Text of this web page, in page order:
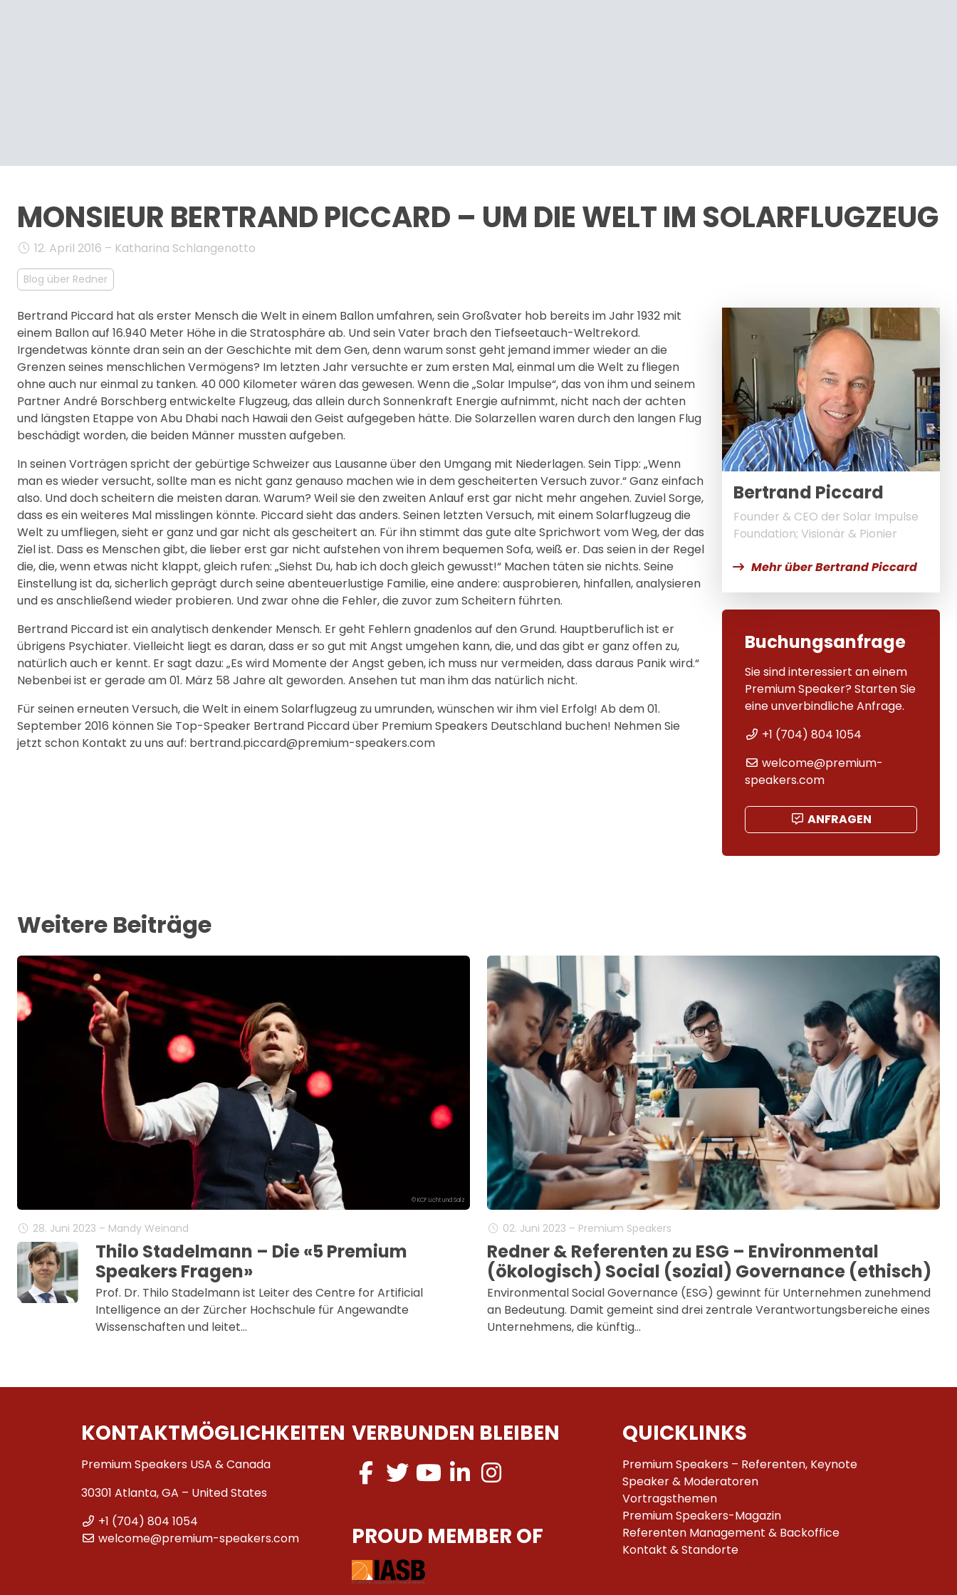
MONSIEUR BERTRAND PICCARD – UM DIE WELT IM SOLARFLUGZEUG
12. April 2016 – Katharina Schlangenotto
Blog über Redner
Bertrand Piccard hat als erster Mensch die Welt in einem Ballon umfahren, sein Großvater hob bereits im Jahr 1932 mit
einem Ballon auf 16.940 Meter Höhe in die Stratosphäre ab. Und sein Vater brach den Tiefseetauch-Weltrekord.
Irgendetwas könnte dran sein an der Geschichte mit dem Gen, denn warum sonst geht jemand immer wieder an die
Grenzen seines menschlichen Vermögens? Im letzten Jahr versuchte er zum ersten Mal, einmal um die Welt zu fliegen
ohne auch nur einmal zu tanken. 40 000 Kilometer wären das gewesen. Wenn die „Solar Impulse“, das von ihm und seinem
Partner André Borschberg entwickelte Flugzeug, das allein durch Sonnenkraft Energie aufnimmt, nicht nach der achten
und längsten Etappe von Abu Dhabi nach Hawaii den Geist aufgegeben hätte. Die Solarzellen waren durch den langen Flug
beschädigt worden, die beiden Männer mussten aufgeben.
In seinen Vorträgen spricht der gebürtige Schweizer aus Lausanne über den Umgang mit Niederlagen. Sein Tipp: „Wenn
man es wieder versucht, sollte man es nicht ganz genauso machen wie in dem gescheiterten Versuch zuvor.“ Ganz einfach
also. Und doch scheitern die meisten daran. Warum? Weil sie den zweiten Anlauf erst gar nicht mehr angehen. Zuviel Sorge,
dass es ein weiteres Mal misslingen könnte. Piccard sieht das anders. Seinen letzten Versuch, mit einem Solarflugzeug die
Welt zu umfliegen, sieht er ganz und gar nicht als gescheitert an. Für ihn stimmt das gute alte Sprichwort vom Weg, der das
Ziel ist. Dass es Menschen gibt, die lieber erst gar nicht aufstehen von ihrem bequemen Sofa, weiß er. Das seien in der Regel
die, die, wenn etwas nicht klappt, gleich rufen: „Siehst Du, hab ich doch gleich gewusst!“ Machen täten sie nichts. Seine
Einstellung ist da, sicherlich geprägt durch seine abenteuerlustige Familie, eine andere: ausprobieren, hinfallen, analysieren
und es anschließend wieder probieren. Und zwar ohne die Fehler, die zuvor zum Scheitern führten.
Bertrand Piccard ist ein analytisch denkender Mensch. Er geht Fehlern gnadenlos auf den Grund. Hauptberuflich ist er
übrigens Psychiater. Vielleicht liegt es daran, dass er so gut mit Angst umgehen kann, die, und das gibt er ganz offen zu,
natürlich auch er kennt. Er sagt dazu: „Es wird Momente der Angst geben, ich muss nur vermeiden, dass daraus Panik wird.“
Nebenbei ist er gerade am 01. März 58 Jahre alt geworden. Ansehen tut man ihm das natürlich nicht.
Für seinen erneuten Versuch, die Welt in einem Solarflugzeug zu umrunden, wünschen wir ihm viel Erfolg! Ab dem 01.
September 2016 können Sie Top-Speaker Bertrand Piccard über Premium Speakers Deutschland buchen! Nehmen Sie
jetzt schon Kontakt zu uns auf: bertrand.piccard@premium-speakers.com
Bertrand Piccard
Founder & CEO der Solar Impulse
Foundation; Visionär & Pionier
Mehr über Bertrand Piccard
Buchungsanfrage
Sie sind interessiert an einem
Premium Speaker? Starten Sie
eine unverbindliche Anfrage.
+1 (704) 804 1054
welcome@premium-
speakers.com
ANFRAGEN
Weitere Beiträge
© KCF Licht und Salz
28. Juni 2023 – Mandy Weinand
Thilo Stadelmann – Die «5 Premium
Speakers Fragen»
Prof. Dr. Thilo Stadelmann ist Leiter des Centre for Artificial
Intelligence an der Zürcher Hochschule für Angewandte
Wissenschaften und leitet…
02. Juni 2023 – Premium Speakers
Redner & Referenten zu ESG – Environmental
(ökologisch) Social (sozial) Governance (ethisch)
Environmental Social Governance (ESG) gewinnt für Unternehmen zunehmend
an Bedeutung. Damit gemeint sind drei zentrale Verantwortungsbereiche eines
Unternehmens, die künftig…
KONTAKTMÖGLICHKEITEN
Premium Speakers USA & Canada
30301 Atlanta, GA – United States
+1 (704) 804 1054
welcome@premium-speakers.com
VERBUNDEN BLEIBEN
PROUD MEMBER OF
QUICKLINKS
Premium Speakers – Referenten, Keynote
Speaker & Moderatoren
Vortragsthemen
Premium Speakers-Magazin
Referenten Management & Backoffice
Kontakt & Standorte